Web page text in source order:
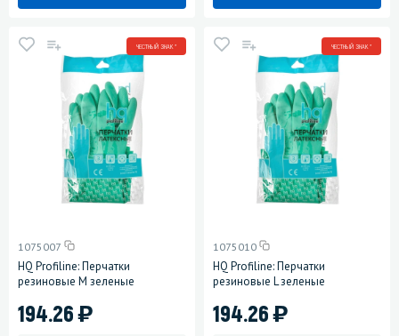
ЧЕСТНЫЙ ЗНАК *
1075007
HQ Profiline: Перчатки
резиновые M зеленые
194.26)
ЧЕСТНЫЙ ЗНАК *
1075010
HQ Profiline: Перчатки
резиновые L зеленые
194.26)